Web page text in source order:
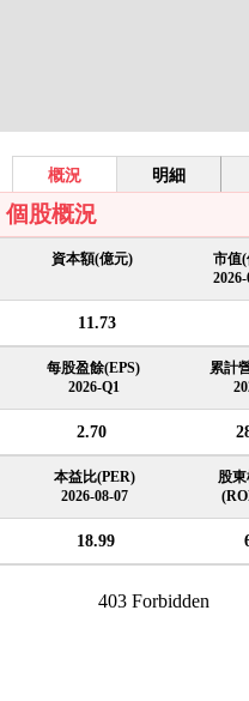
概況 明細
個股概況
資本額(億元)
市值
11.73
每股盈餘(EPS)
2026-Q1
累計
2.70
本益比(PER)
2026-08-07
股
18.99